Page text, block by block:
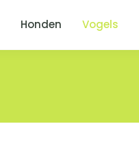
Honden Vogels